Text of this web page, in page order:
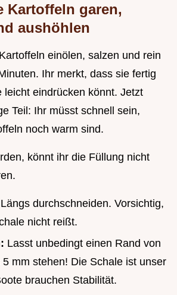
Kartoffeln garen,
aushöhlen
einölen, salzen und rein
Ihr merkt, dass sie fertig
leicht eindrücken könnt. Jetzt
Teil: Ihr müsst schnell sein,
noch warm sind.
könnt ihr die Füllung nicht
Längs durchschneiden. Vorsichtig,
nicht reißt.
Lasst unbedingt einen Rand von
5 mm stehen! Die Schale ist unser
brauchen Stabilität.